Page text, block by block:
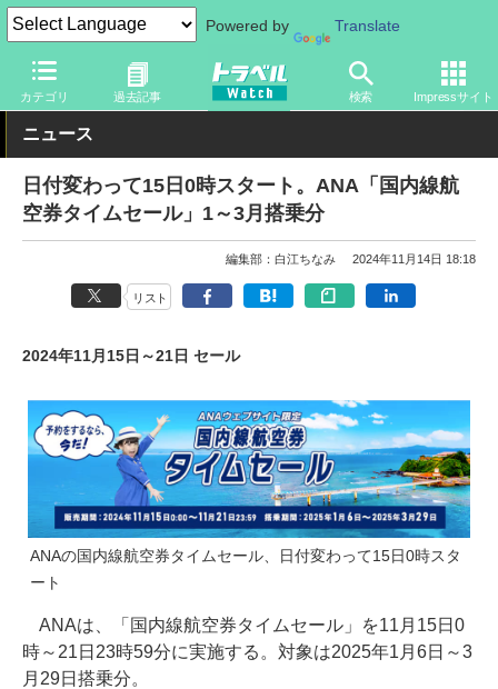
Powered by Translate
カテゴリ 過去記事 検索 Impressサイト
トラベル Watch 企業・政府・官庁 国内エアライン ANA
ニュース
日付変わって15日0時スタート。ANA「国内線航
空券タイムセール」1～3月搭乗分
編集部：白江ちなみ 2024年11月14日 18:18
リスト
2024年11月15日～21日 セール
ANAの国内線航空券タイムセール、日付変わって15日0時スタ
ート
ANAは、「国内線航空券タイムセール」を11月15日0
時～21日23時59分に実施する。対象は2025年1月6日～3
月29日搭乗分。